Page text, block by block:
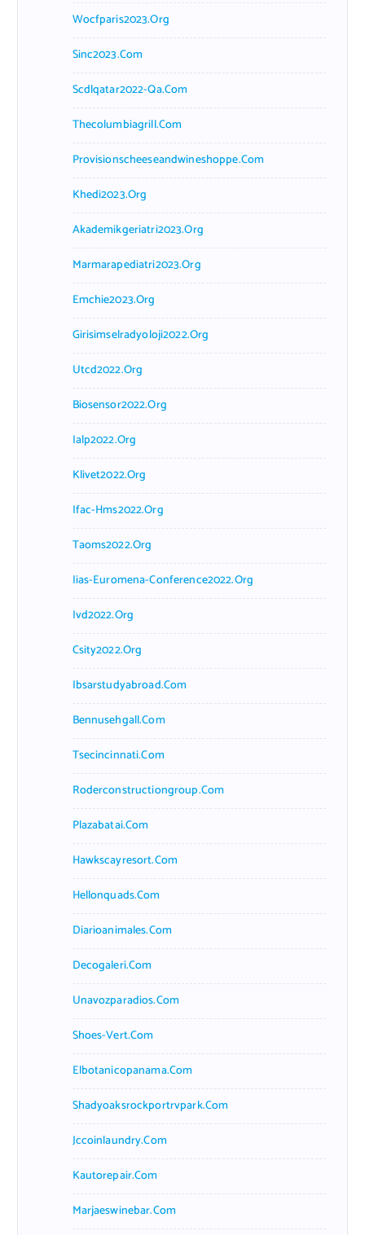
Wocfparis2023.org
Sinc2023.com
Scdlqatar2022-Qa.com
Thecolumbiagrill.com
Provisionscheeseandwineshoppe.com
Khedi2023.org
Akademikgeriatri2023.org
Marmarapediatri2023.org
Emchie2023.org
Girisimselradyoloji2022.org
Utcd2022.org
Biosensor2022.org
Ialp2022.org
Klivet2022.org
Ifac-Hms2022.org
Taoms2022.org
Iias-Euromena-Conference2022.org
Ivd2022.org
Csity2022.org
Ibsarstudyabroad.com
Bennusehgall.com
Tsecincinnati.com
Roderconstructiongroup.com
Plazabatai.com
Hawkscayresort.com
Hellonquads.com
Diarioanimales.com
Decogaleri.com
Unavozparadios.com
Shoes-Vert.com
Elbotanicopanama.com
Shadyoaksrockportrvpark.com
Jccoinlaundry.com
Kautorepair.com
Marjaeswinebar.com